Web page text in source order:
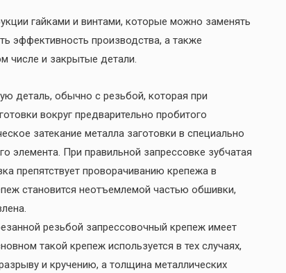
гайками и винтами, которые можно заменять
эффективность производства, а также
числе и закрытые детали.
деталь, обычно с резьбой, которая при
вокруг предварительно пробитого
затекание металла заготовки в специально
элемента. При правильной запрессовке зубчатая
препятствует проворачиванию крепежа в
становится неотъемлемой частью обшивки,
резьбой запрессовочный крепеж имеет
такой крепеж используется в тех случаях,
и кручению, а толщина металлических